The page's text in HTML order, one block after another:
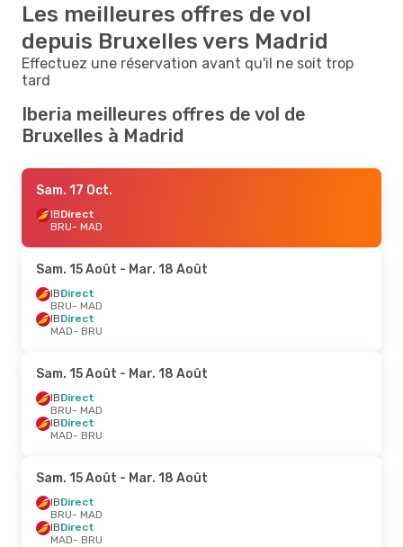
Les meilleures offres de vol
depuis Bruxelles vers Madrid
Effectuez une réservation avant qu'il ne soit trop
tard
Iberia meilleures offres de vol de
Bruxelles à Madrid
Sam. 17 Oct.
IBDirect
BRU- MAD
Sam. 15 Août - Mar. 18 Août
IBDirect
BRU- MAD
IBDirect
MAD- BRU
Sam. 15 Août - Mar. 18 Août
IBDirect
BRU- MAD
IBDirect
MAD- BRU
Sam. 15 Août - Mar. 18 Août
IBDirect
BRU- MAD
IBDirect
MAD- BRU